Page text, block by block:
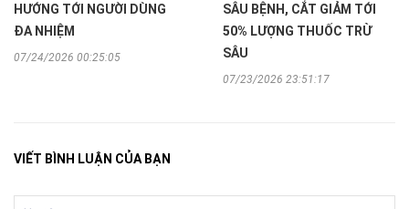
HƯỚNG TỚI NGƯỜI DÙNG
ĐA NHIỆM
07/24/2026 00:25:05
SÂU BỆNH, CẮT GIẢM TỚI
50% LƯỢNG THUỐC TRỪ
SÂU
07/23/2026 23:51:17
VIẾT BÌNH LUẬN CỦA BẠN